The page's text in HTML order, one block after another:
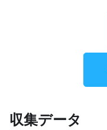
収集データ